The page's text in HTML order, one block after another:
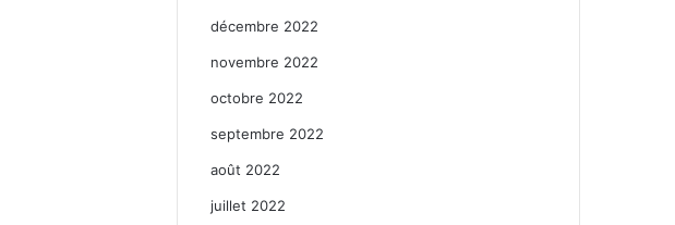
décembre 2022
novembre 2022
octobre 2022
septembre 2022
août 2022
juillet 2022